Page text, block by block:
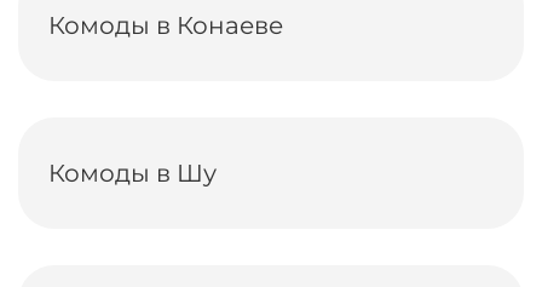
Комоды в Конаеве
Комоды в Шу